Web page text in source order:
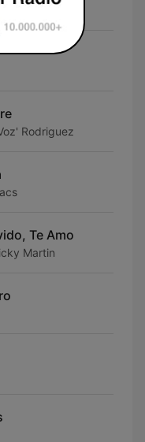
Rodriguez
Te Amo
Martin